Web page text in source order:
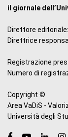
il giornale
Direttore editoriale:
Direttrice
Registrazione
Numero di
Copyright ©
Area VaDiS -
Università degli